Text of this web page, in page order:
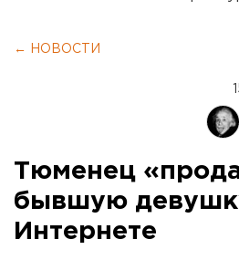
← НОВОСТИ
Тюменец
бывшую
Интернете